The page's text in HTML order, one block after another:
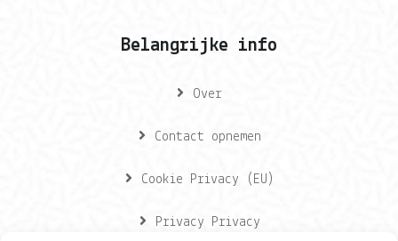
Belangrijke info
Over
Contact opnemen
Cookie Privacy (EU)
Privacy Privacy